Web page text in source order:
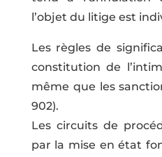
l’objet du litige est
Les règles de
constitution de
même que les
902).
Les circuits de
par la mise en état